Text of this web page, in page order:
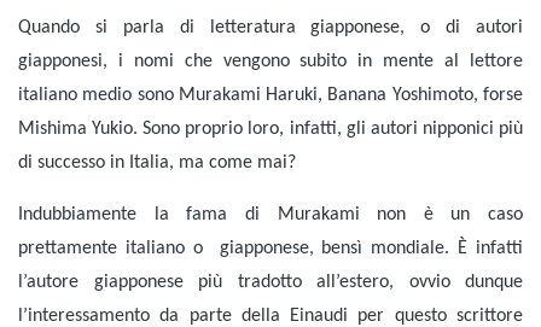
Quando si parla di letteratura giapponese, o di autori
giapponesi, i nomi che vengono subito in mente al lettore
italiano medio sono Murakami Haruki, Banana Yoshimoto, forse
Mishima Yukio. Sono proprio loro, infatti, gli autori nipponici più
di successo in Italia, ma come mai?
Indubbiamente la fama di Murakami non è un caso
prettamente italiano o
giapponese, bensì mondiale. È infatti
l’autore giapponese più tradotto all’estero, ovvio dunque
l’interessamento da parte della Einaudi per questo scrittore